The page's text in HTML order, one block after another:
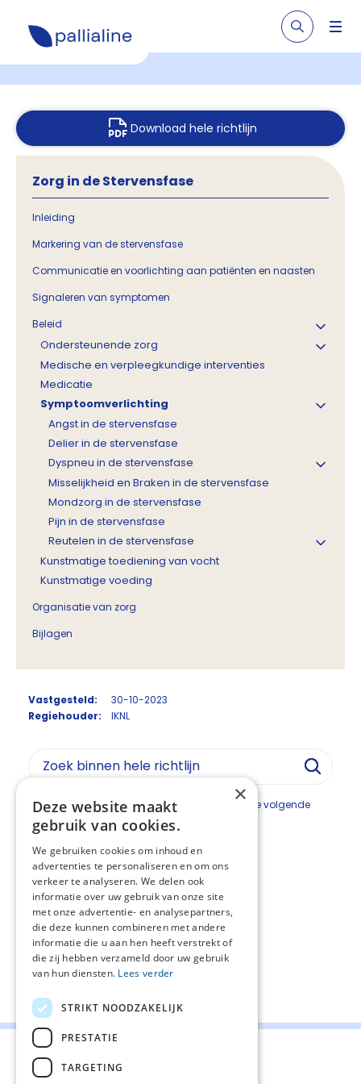
Download hele richtlijn
Zorg in de Stervensfase
Inleiding
Markering van de stervensfase
Communicatie en voorlichting aan patiënten en naasten
Signaleren van symptomen
Beleid
Ondersteunende zorg
Medische en verpleegkundige interventies
Medicatie
Symptoomverlichting
Angst in de stervensfase
Delier in de stervensfase
Dyspneu in de stervensfase
Misselijkheid en Braken in de stervensfase
Mondzorg in de stervensfase
Pijn in de stervensfase
Reutelen in de stervensfase
Kunstmatige toediening van vocht
Kunstmatige voeding
Organisatie van zorg
Bijlagen
Vastgesteld:
30-10-2023
Regiehouder:
IKNL
De module symptoomverlichting bestaat uit de volgende
submodules:
Delier in de stervensfase
Dyspneu in de stervensfase
Zuurstof
Misselijkheid en Braken in de stervensfase
Mondzorg in de stervensfase
Pijn in de stervensfase
Reutelen in de stervensfase
Deel deze pagina:
×
Deze website maakt
gebruik van cookies.
We gebruiken cookies om inhoud en
advertenties te personaliseren en om ons
verkeer te analyseren. We delen ook
informatie over uw gebruik van onze site
met onze advertentie- en analysepartners,
die deze kunnen combineren met andere
informatie die u aan hen heeft verstrekt of
die zij hebben verzameld door uw gebruik
van hun diensten. Lees verder
STRIKT NOODZAKELIJK
PRESTATIE
TARGETING